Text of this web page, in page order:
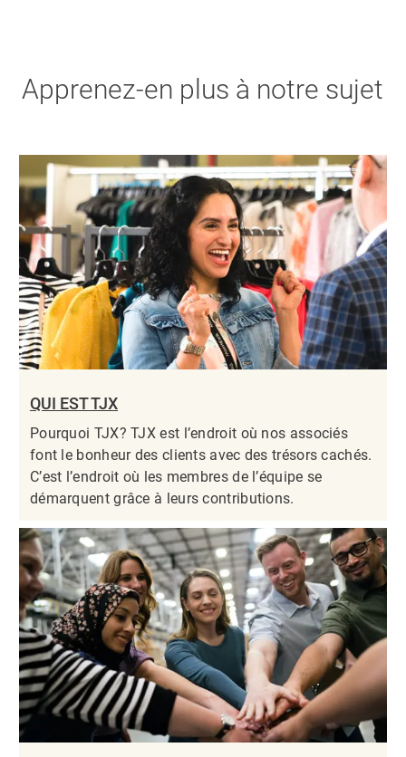
Apprenez-en plus à notre sujet
QUI EST TJX
Pourquoi TJX? TJX est l’endroit où nos associés
font le bonheur des clients avec des trésors cachés.
C’est l’endroit où les membres de l’équipe se
démarquent grâce à leurs contributions.​​​​​​​